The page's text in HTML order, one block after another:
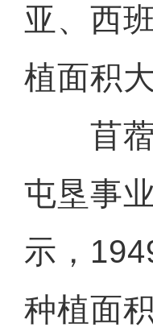
亚、西
植面积
苜蓿
屯垦事
示，
种植面